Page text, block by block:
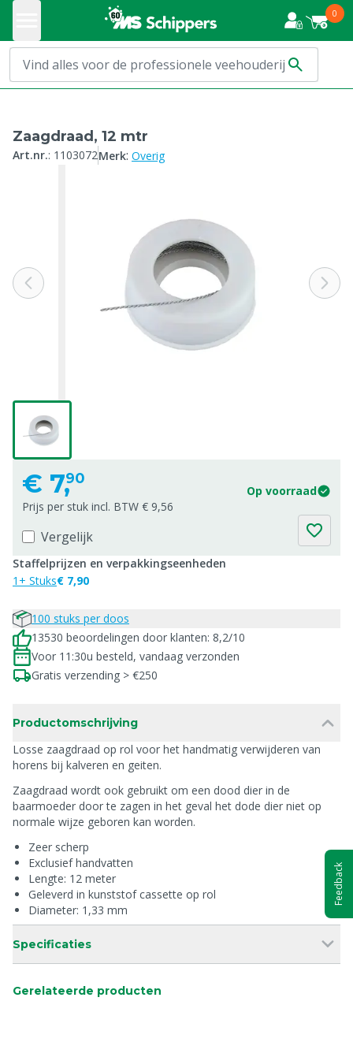
0
Zaagdraad, 12 mtr
Art.nr.: 1103072Merk: Overig
€ 7,90
Op voorraad
Prijs per stuk incl. BTW € 9,56
Vergelijk
Staffelprijzen en verpakkingseenheden
1+ Stuks€ 7,90
100 stuks per doos
13530 beoordelingen door klanten: 8,2/10
Voor 11:30u besteld, vandaag verzonden
Gratis verzending > €250
Productomschrijving
Losse zaagdraad op rol voor het handmatig verwijderen van
horens bij kalveren en geiten.
Zaagdraad wordt ook gebruikt om een dood dier in de
baarmoeder door te zagen in het geval het dode dier niet op
normale wijze geboren kan worden.
Zeer scherp
Exclusief handvatten
Lengte: 12 meter
Geleverd in kunststof cassette op rol
Diameter: 1,33 mm
Specificaties
Gerelateerde producten
Feedback